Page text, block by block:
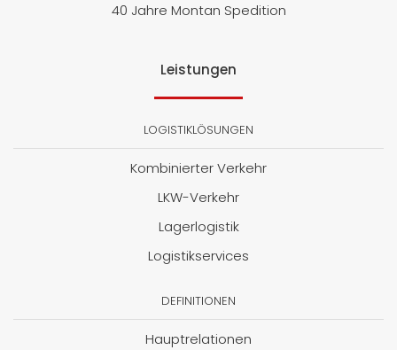
40 Jahre Montan Spedition
Leistungen
LOGISTIKLÖSUNGEN
Kombinierter Verkehr
LKW-Verkehr
Lagerlogistik
Logistikservices
DEFINITIONEN
Hauptrelationen